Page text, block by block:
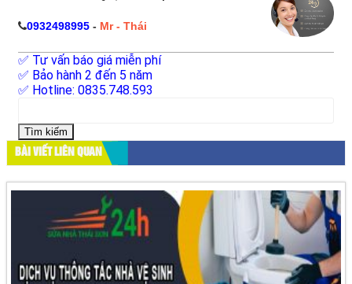
0932498995 - Mr - Thái
✅ Tư vấn báo giá miễn phí
✅ Bảo hành 2 đến 5 năm
✅ Hotline: 0835.748.593
cho:
BÀI VIẾT LIÊN QUAN